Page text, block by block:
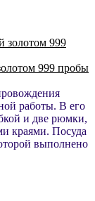
999 пробы
работы. В его
и две рюмки,
краями. Посуда
выполнено